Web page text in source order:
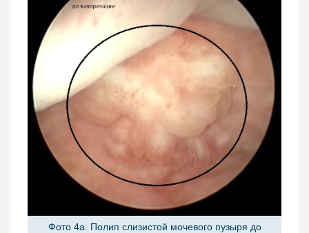
Фото 4а. Полип слизистой мочевого пузыря до